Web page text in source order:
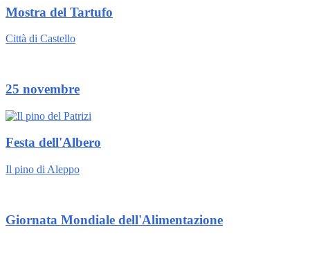
Mostra del Tartufo
Città di Castello
25 novembre
Festa dell'Albero
Il pino di Aleppo
Giornata Mondiale dell'Alimentazione